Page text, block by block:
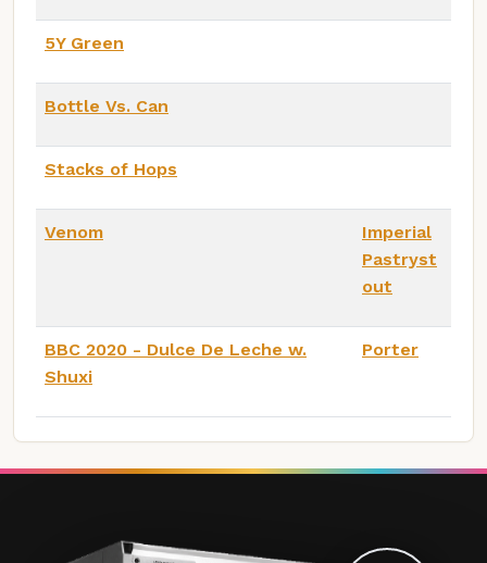
5Y Green
Bottle Vs. Can
Stacks of Hops
Venom
Imperial
Pastryst
out
BBC 2020 - Dulce De Leche w.
Shuxi
Porter